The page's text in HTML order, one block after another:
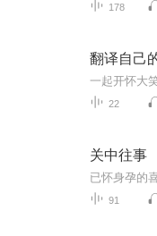
178
翻译自己
一起开怀大
22
关中往事
91